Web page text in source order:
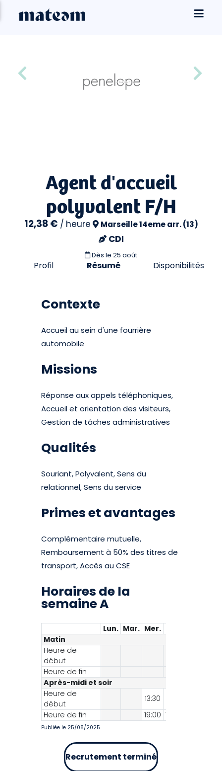
Agent d'accueil
polyvalent F/H
12,38 € / heure Marseille 14eme arr. (13)
CDI
Dès le 25 août
Profil Résumé Disponibilités
Contexte
Accueil au sein d'une fourrière
automobile
Missions
Réponse aux appels téléphoniques,
Accueil et orientation des visiteurs,
Gestion de tâches administratives
Qualités
Souriant, Polyvalent, Sens du
relationnel, Sens du service
Primes et avantages
Complémentaire mutuelle,
Remboursement à 50% des titres de
transport, Accès au CSE
Horaires de la
semaine A
Lun. Mar. Mer.
Matin
Heure de
début
Heure de fin
Après-midi et soir
Heure de
début
13:30
Heure de fin
19:00 19:00
Publiée le 25/08/2025
Recrutement terminé